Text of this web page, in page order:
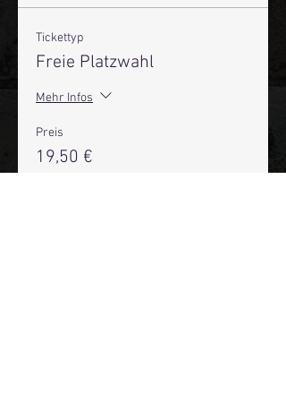
Tickettyp
Freie Platzwahl
Mehr Infos
Preis
19,50 €